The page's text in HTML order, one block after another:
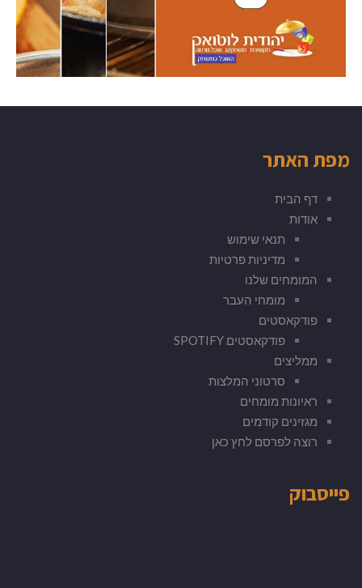
מפת האתר
דף הבית
אודות
תנאי שימוש
מדיניות פרטיות
המומחים שלנו
מומחי העבר
פודקאסטים
פודקאסטים SPOTIFY
ממליצים
סרטוני המלצות
ראיונות מומחים
מגזינים קודמים
רוצה לפרסם לחץ כאן
פייסבוק